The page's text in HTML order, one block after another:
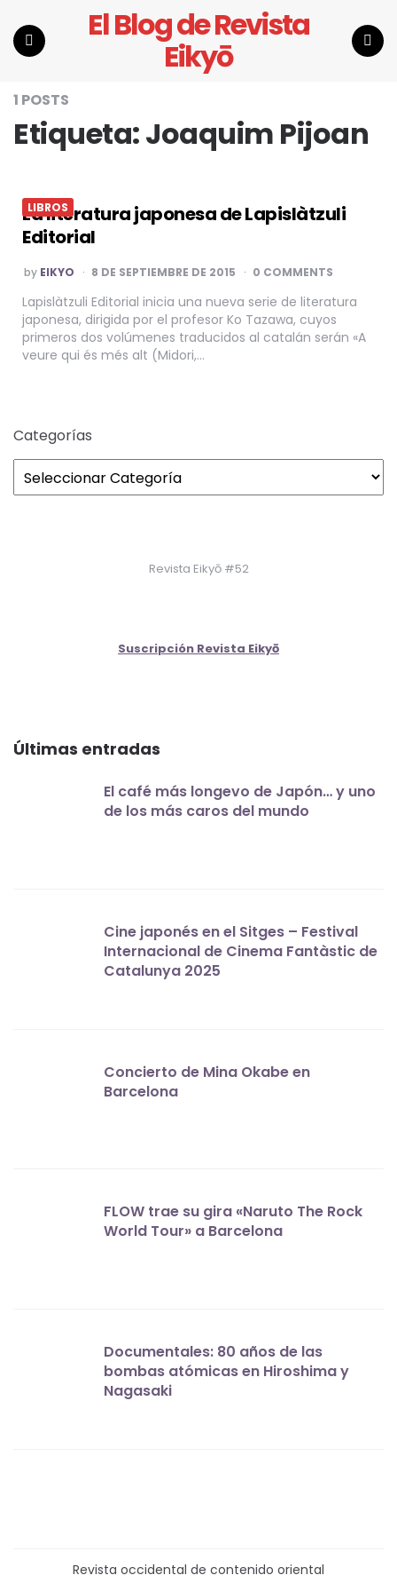
El Blog de Revista
Eikyō
1 POSTS
Etiqueta:Joaquim Pijoan
LIBROS
La literatura japonesa de Lapislàtzuli
Editorial
POSTED
BY
by EIKYO 8 DE SEPTIEMBRE DE 2015 0 COMMENTS
Lapislàtzuli Editorial inicia una nueva serie de literatura
japonesa, dirigida por el profesor Ko Tazawa, cuyos
primeros dos volúmenes traducidos al catalán serán «A
veure qui és més alt (Midori,…
Categorías
Revista Eikyō #52
Suscripción Revista Eikyō
Últimas entradas
El café más longevo de Japón… y uno
de los más caros del mundo
Cine japonés en el Sitges – Festival
Internacional de Cinema Fantàstic de
Catalunya 2025
Concierto de Mina Okabe en
Barcelona
FLOW trae su gira «Naruto The Rock
World Tour» a Barcelona
Documentales: 80 años de las
bombas atómicas en Hiroshima y
Nagasaki
Revista occidental de contenido oriental